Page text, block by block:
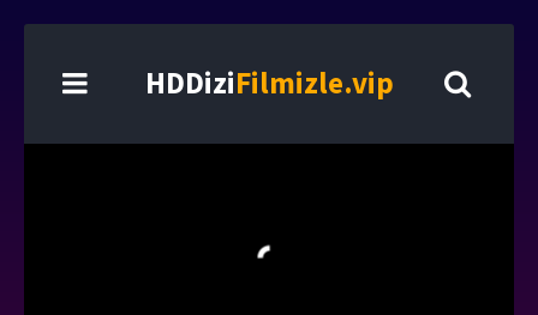
HDDiziFilmizle.vip